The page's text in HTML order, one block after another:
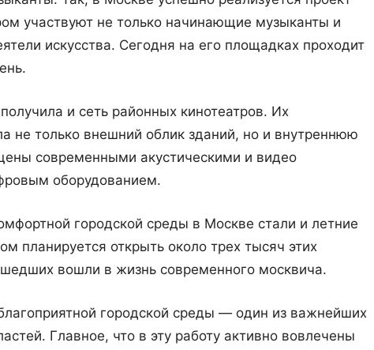
участвуют не только начинающие музыканты и
искусства. Сегодня на его площадках проходит
и сеть районных кинотеатров. Их
не только внешний облик зданий, но и внутреннюю
современными акустическими и видео
оборудованием.
городской среды в Москве стали и летние
планируется открыть около трех тысяч этих
вошли в жизнь современного москвича.
городской среды — один из важнейших
Главное, что в эту работу активно вовлечены